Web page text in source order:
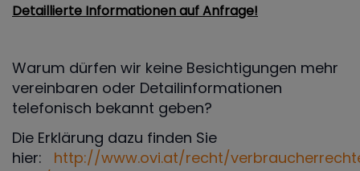
Detaillierte Informationen auf Anfrage!
Warum dürfen wir keine Besichtigungen mehr
vereinbaren oder Detailinformationen
telefonisch bekannt geben?
Die Erklärung dazu finden Sie
hier: http://www.ovi.at/recht/